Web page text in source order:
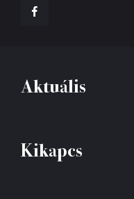
Aktuális
Kikapcs